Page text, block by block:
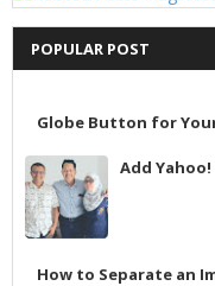
POPULAR POST
Globe Button for
Add
How to Separate an